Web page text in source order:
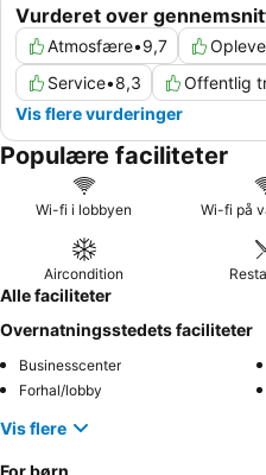
Vurderet over
Atmosfære•9,7
Service•8,3 Offentlig
Vis flere vurderinger
Populære faciliteter
Wi-fi i lobbyen Wi-fi på
Aircondition
Alle faciliteter
Overnatningsstedets faciliteter
Businesscenter
Forhal/lobby
Vis flere